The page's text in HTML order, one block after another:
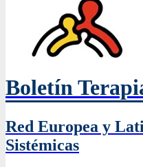
Boletín
Red Europea y
Sistémicas